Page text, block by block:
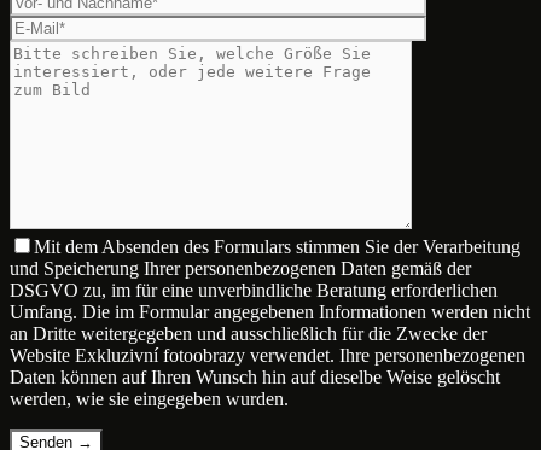
Mit dem Absenden des Formulars stimmen Sie der Verarbeitung
und Speicherung Ihrer personenbezogenen Daten gemäß der
DSGVO zu, im für eine unverbindliche Beratung erforderlichen
Umfang. Die im Formular angegebenen Informationen werden nicht
an Dritte weitergegeben und ausschließlich für die Zwecke der
Website Exkluzivní fotoobrazy verwendet. Ihre personenbezogenen
Daten können auf Ihren Wunsch hin auf dieselbe Weise gelöscht
werden, wie sie eingegeben wurden.